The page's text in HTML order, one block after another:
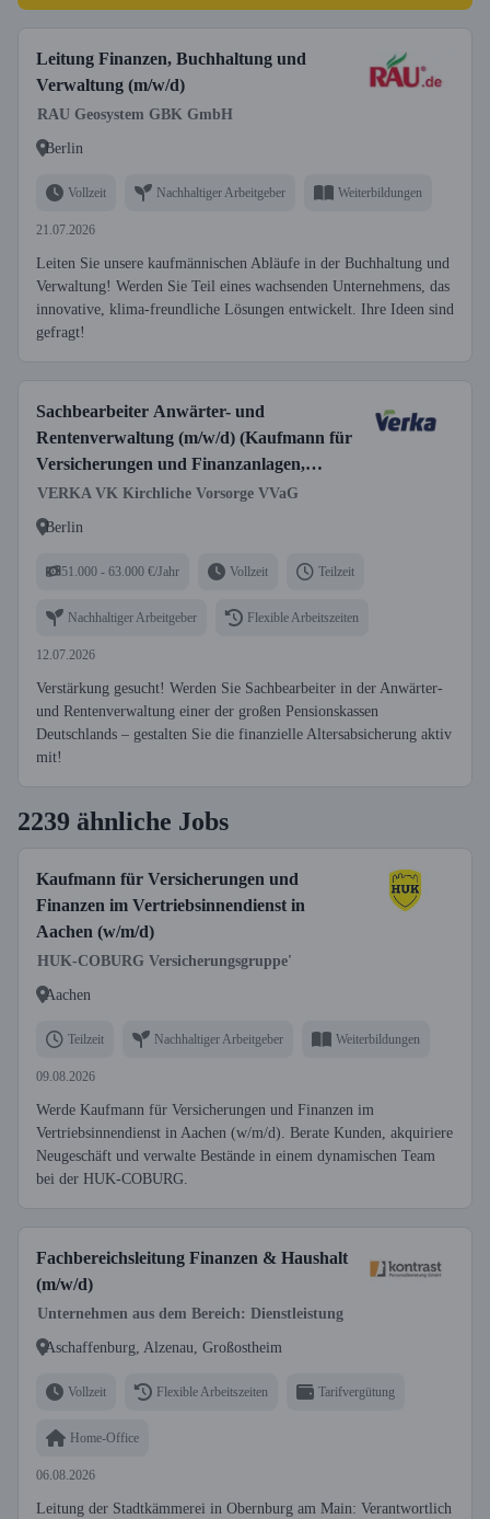
Leitung Finanzen, Buchhaltung und
Verwaltung (m/w/d)
RAU Geosystem GBK GmbH
Berlin
Vollzeit Nachhaltiger Arbeitgeber Weiterbildungen
21.07.2026
Leiten Sie unsere kaufmännischen Abläufe in der Buchhaltung und
Verwaltung! Werden Sie Teil eines wachsenden Unternehmens, das
innovative, klima-freundliche Lösungen entwickelt. Ihre Ideen sind
gefragt!
Sachbearbeiter Anwärter- und
Rentenverwaltung (m/w/d) (Kaufmann für
Versicherungen und Finanzanlagen,
Versicherungskaufmann o. ä.)
VERKA VK Kirchliche Vorsorge VVaG
Berlin
51.000 - 63.000 €/Jahr Vollzeit Teilzeit
Nachhaltiger Arbeitgeber Flexible Arbeitszeiten
12.07.2026
Verstärkung gesucht! Werden Sie Sachbearbeiter in der Anwärter-
und Rentenverwaltung einer der großen Pensionskassen
Deutschlands – gestalten Sie die finanzielle Altersabsicherung aktiv
mit!
2239 ähnliche Jobs
Kaufmann für Versicherungen und
Finanzen im Vertriebsinnendienst in
Aachen (w/m/d)
HUK-COBURG Versicherungsgruppe'
Aachen
Teilzeit Nachhaltiger Arbeitgeber Weiterbildungen
09.08.2026
Werde Kaufmann für Versicherungen und Finanzen im
Vertriebsinnendienst in Aachen (w/m/d). Berate Kunden, akquiriere
Neugeschäft und verwalte Bestände in einem dynamischen Team
bei der HUK-COBURG.
Fachbereichsleitung Finanzen & Haushalt
(m/w/d)
Unternehmen aus dem Bereich: Dienstleistung
Aschaffenburg, Alzenau, Großostheim
Vollzeit Flexible Arbeitszeiten Tarifvergütung
Home-Office
06.08.2026
Leitung der Stadtkämmerei in Obernburg am Main: Verantwortlich